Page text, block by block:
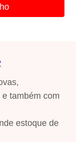
também com
estoque de